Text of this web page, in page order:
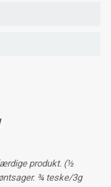
produkt. (½
¾ teske/3g